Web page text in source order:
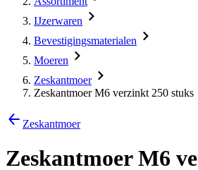
IJzerwaren
Bevestigingsmaterialen
Moeren
Zeskantmoer
Zeskantmoer M6 verzinkt 250 stuks
Zeskantmoer
Zeskantmoer M6